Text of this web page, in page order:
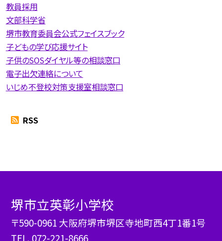
教員採用
文部科学省
堺市教育委員会公式フェイスブック
子どもの学び応援サイト
子供のSOSダイヤル等の相談窓口
電子出欠連絡について
いじめ不登校対策支援室相談窓口
RSS
堺市立英彰小学校
〒590-0961 大阪府堺市堺区寺地町西4丁1番1号
TEL. 072-221-8666